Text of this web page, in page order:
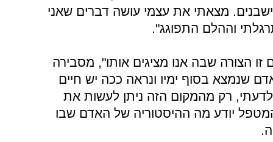
מצאתי את עצמי עושה דברים שאני
וההלם התפוגג".
הצורה שבה אנו מציגים אותו", מסבירה
שנמצא בסוף ימיו ונראה ככה יש חיים
רק מהמקום הזה ניתן לעשות את
יודע מה ההיסטוריה של האדם שבו